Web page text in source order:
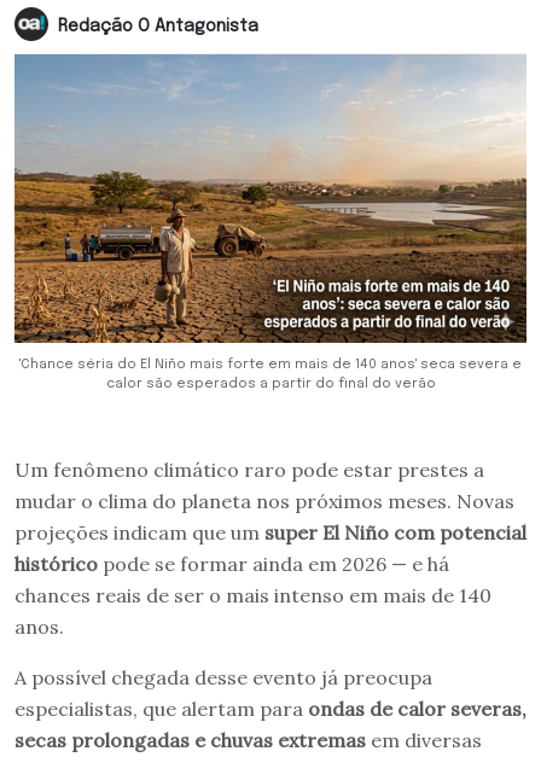
Redação O Antagonista
'Chance séria do El Niño mais forte em mais de 140 anos' seca severa e
calor são esperados a partir do final do verão
Um fenômeno climático raro pode estar prestes a
mudar o clima do planeta nos próximos meses. Novas
projeções indicam que um super El Niño com potencial
histórico pode se formar ainda em 2026 — e há
chances reais de ser o mais intenso em mais de 140
anos.
A possível chegada desse evento já preocupa
especialistas, que alertam para ondas de calor severas,
secas prolongadas e chuvas extremas em diversas